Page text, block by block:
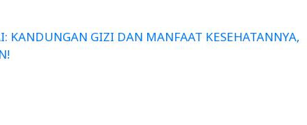
KANDUNGAN GIZI DAN MANFAAT KESEHATANNYA,